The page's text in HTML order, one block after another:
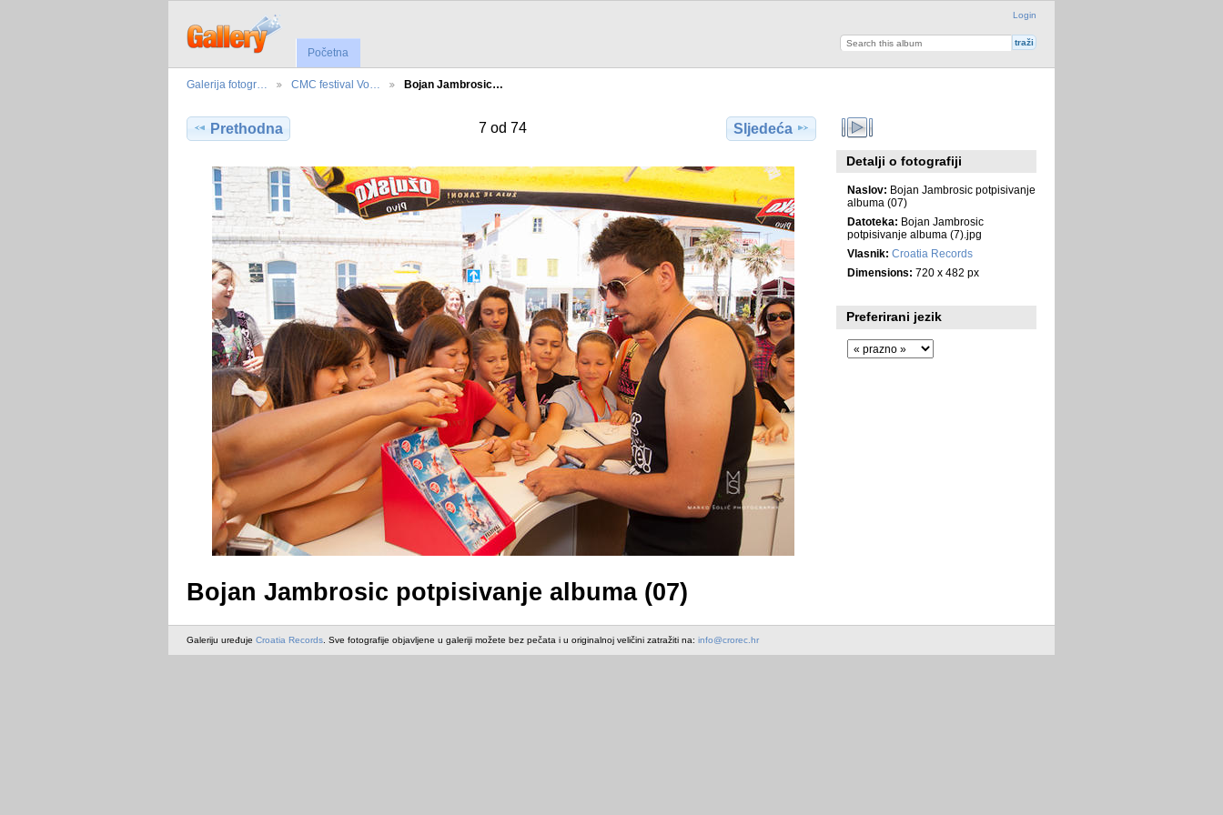
Login
Početna
Galerija fotogr… CMC festival Vo… Bojan Jambrosic…
Prethodna 7 od 74 Sljedeća
Bojan Jambrosic potpisivanje albuma (07)
Detalji o fotografiji
Naslov: Bojan Jambrosic potpisivanje
albuma (07)
Datoteka: Bojan Jambrosic
potpisivanje albuma (7).jpg
Vlasnik: Croatia Records
Dimensions: 720 x 482 px
Preferirani jezik
Galeriju uređuje Croatia Records . Sve fotografije objavljene u galeriji možete bez pečata i u originalnoj veličini zatražiti na: info@crorec.hr